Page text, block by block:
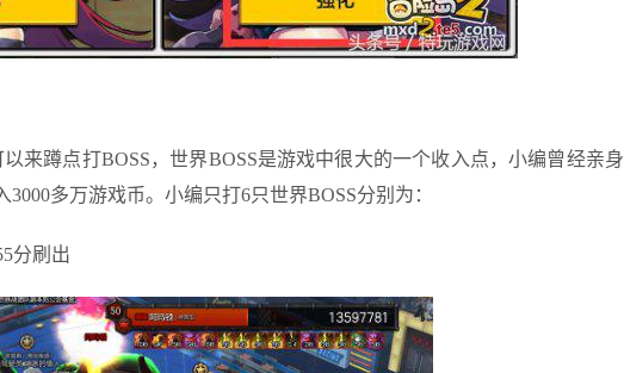
来蹲点打BOSS，世界BOSS是游戏中很大的一个收入点，小编曾经亲身
多万游戏币。小编只打6只世界BOSS分别为：
分刷出